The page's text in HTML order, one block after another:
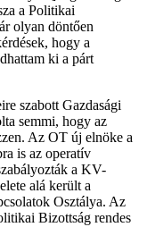
a Politikai
olyan döntően
hogy a
ki a párt
szabott Gazdasági
semmi, hogy az
Az OT új elnöke a
is az operatív
a KV-
alá került a
Osztálya. Az
Bizottság rendes